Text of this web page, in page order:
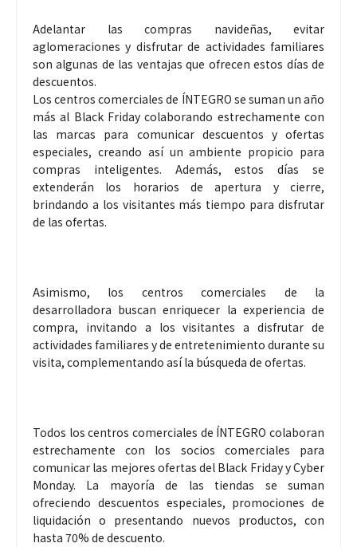
Adelantar las compras navideñas, evitar
aglomeraciones y disfrutar de actividades familiares
son algunas de las ventajas que ofrecen estos días de
descuentos.
Los centros comerciales de ÍNTEGRO se suman un año
más al Black Friday colaborando estrechamente con
las marcas para comunicar descuentos y ofertas
especiales, creando así un ambiente propicio para
compras inteligentes. Además, estos días se
extenderán los horarios de apertura y cierre,
brindando a los visitantes más tiempo para disfrutar
de las ofertas.
Asimismo, los centros comerciales de la
desarrolladora buscan enriquecer la experiencia de
compra, invitando a los visitantes a disfrutar de
actividades familiares y de entretenimiento durante su
visita, complementando así la búsqueda de ofertas.
Todos los centros comerciales de ÍNTEGRO colaboran
estrechamente con los socios comerciales para
comunicar las mejores ofertas del Black Friday y Cyber
Monday. La mayoría de las tiendas se suman
ofreciendo descuentos especiales, promociones de
liquidación o presentando nuevos productos, con
hasta 70% de descuento.